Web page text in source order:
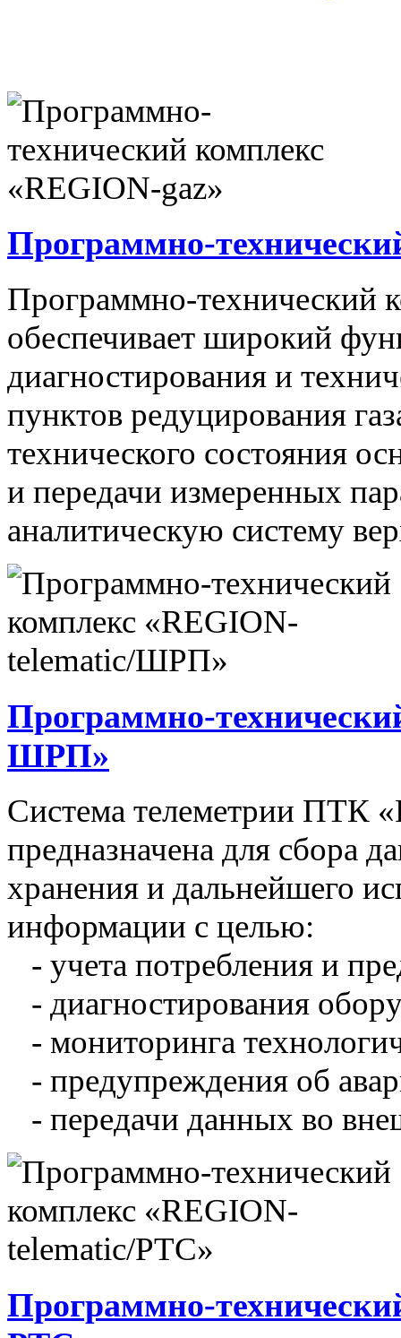
Программно-
Программно-технический
обеспечивает широкий
диагностирования и
пунктов редуцирования
технического состояния
и передачи измеренных
аналитическую систему
Программно-
ШРП»
Система телеметрии ПТК
предназначена для сбора
хранения и дальнейшего
информации с целью:
- учета потребления и
- диагностирования
- мониторинга
- предупреждения об
- передачи данных во
Программно-